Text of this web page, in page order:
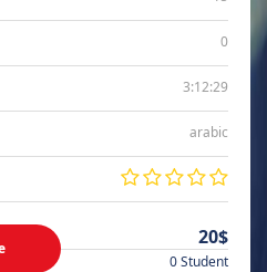
0
3:12:29
arabic
20$
0 Student